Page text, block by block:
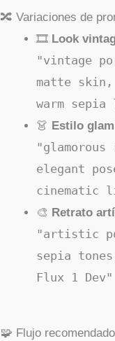
🔀 Variaciones de
🎞️ Look
"vintage
matte
warm
👗 Estilo
elegant
cinematic
🎨 Retrato
"artistic
sepia
Flux 1 Dev"
🧩 Flujo